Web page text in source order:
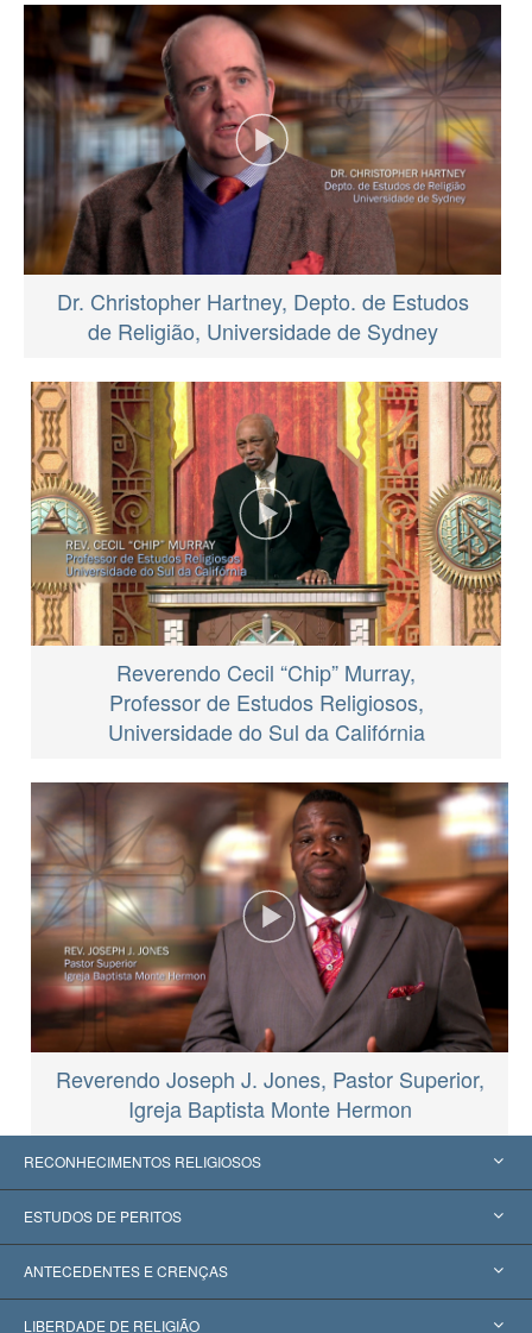
Dr. Christopher Hartney, Depto. de Estudos
de Religião, Universidade de Sydney
Reverendo Cecil “Chip” Murray,
Professor de Estudos Religiosos,
Universidade do Sul da Califórnia
Reverendo Joseph J. Jones, Pastor Superior,
Igreja Baptista Monte Hermon
RECONHECIMENTOS RELIGIOSOS
Estados Unidos
Reconhecimentos Mundiais
Decisões Históricas
ESTUDOS DE PERITOS
Apreciações por Categoria
Os Peritos Mais Proeminentes do Mundo
ANTECEDENTES E CRENÇAS
L. Ron Hubbard
LIBERDADE DE RELIGIÃO